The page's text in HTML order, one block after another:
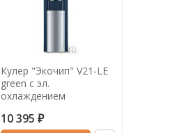
Кулер "Экочип" V21-LE
green с эл.
охлаждением
10 395 ₽